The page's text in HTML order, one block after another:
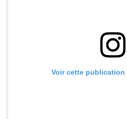
Voir cette publication